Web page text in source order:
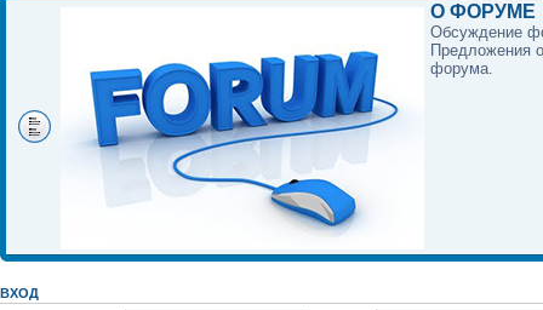
О ФОРУМЕ
Обсуждение
Предложения
форума.
ВХОД